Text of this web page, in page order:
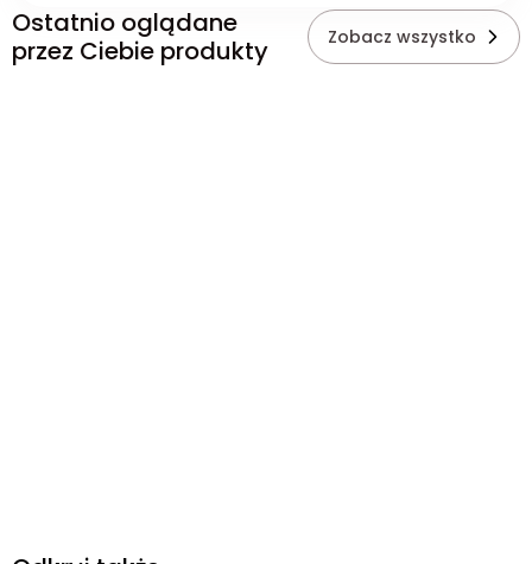
Ostatnio oglądane
przez Ciebie produkty
Zobacz wszystko